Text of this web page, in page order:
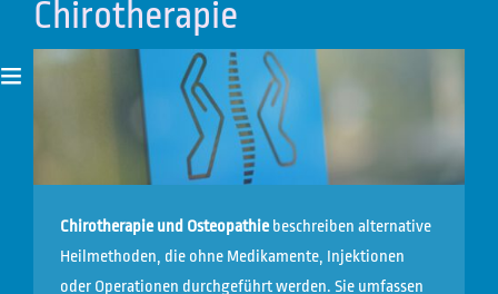
Chirotherapie
Chirotherapie und Osteopathie beschreiben alternative
Heilmethoden, die ohne Medikamente, Injektionen
oder Operationen durchgeführt werden. Sie umfassen